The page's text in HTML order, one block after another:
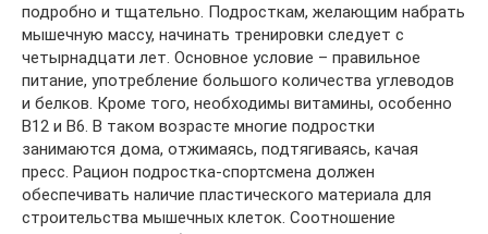
подробно и тщательно. Подросткам, желающим набрать
мышечную массу, начинать тренировки следует с
четырнадцати лет. Основное условие – правильное
питание, употребление большого количества углеводов
и белков. Кроме того, необходимы витамины, особенно
В12 и В6. В таком возрасте многие подростки
занимаются дома, отжимаясь, подтягиваясь, качая
пресс. Рацион подростка-спортсмена должен
обеспечивать наличие пластического материала для
строительства мышечных клеток. Соотношение